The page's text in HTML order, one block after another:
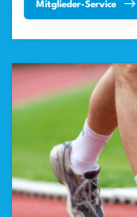
Mitglieder-Service